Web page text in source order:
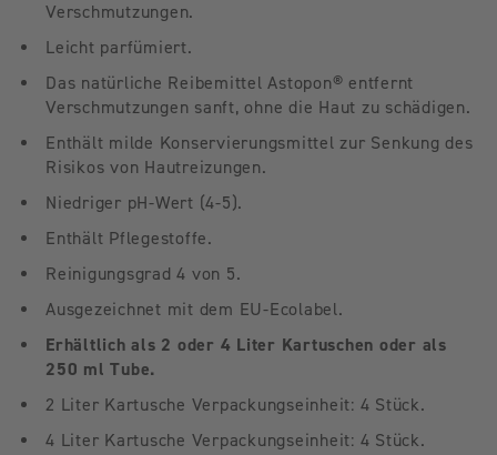
Verschmutzungen.
Leicht parfümiert.
Das natürliche Reibemittel Astopon® entfernt
Verschmutzungen sanft, ohne die Haut zu schädigen.
Enthält milde Konservierungsmittel zur Senkung des
Risikos von Hautreizungen.
Niedriger pH-Wert (4-5).
Enthält Pflegestoffe.
Reinigungsgrad 4 von 5.
Ausgezeichnet mit dem EU-Ecolabel.
Erhältlich als 2 oder 4 Liter Kartuschen oder als
250 ml Tube.
2 Liter Kartusche Verpackungseinheit: 4 Stück.
4 Liter Kartusche Verpackungseinheit: 4 Stück.